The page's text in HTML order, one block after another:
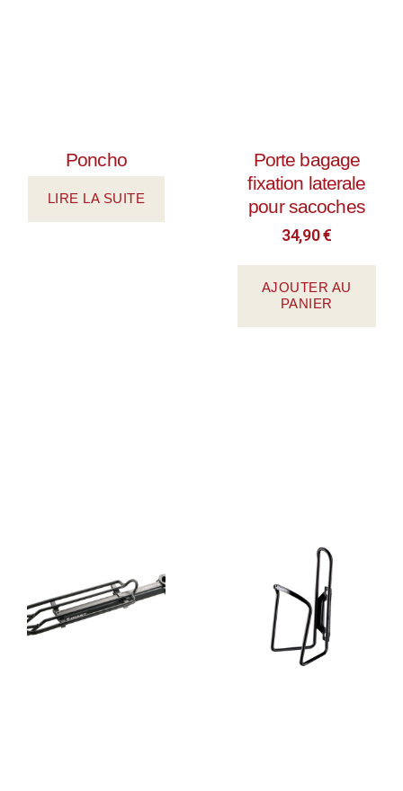
Poncho
LIRE LA SUITE
Porte bagage
fixation laterale
pour sacoches
34,90€
AJOUTER AU
PANIER